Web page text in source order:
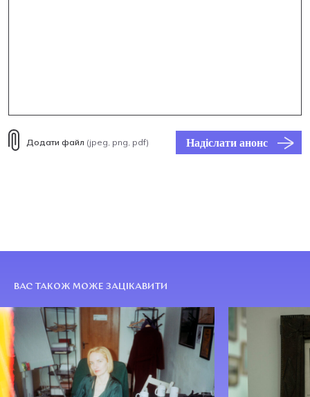
Додати файл (jpeg, png, pdf) Надіслати анонс
ВАС ТАКОЖ МОЖЕ ЗАЦІКАВИТИ